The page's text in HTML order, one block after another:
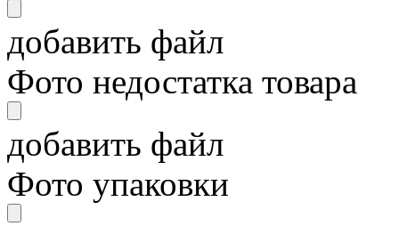
добавить файл
Фото недостатка товара
добавить файл
Фото упаковки